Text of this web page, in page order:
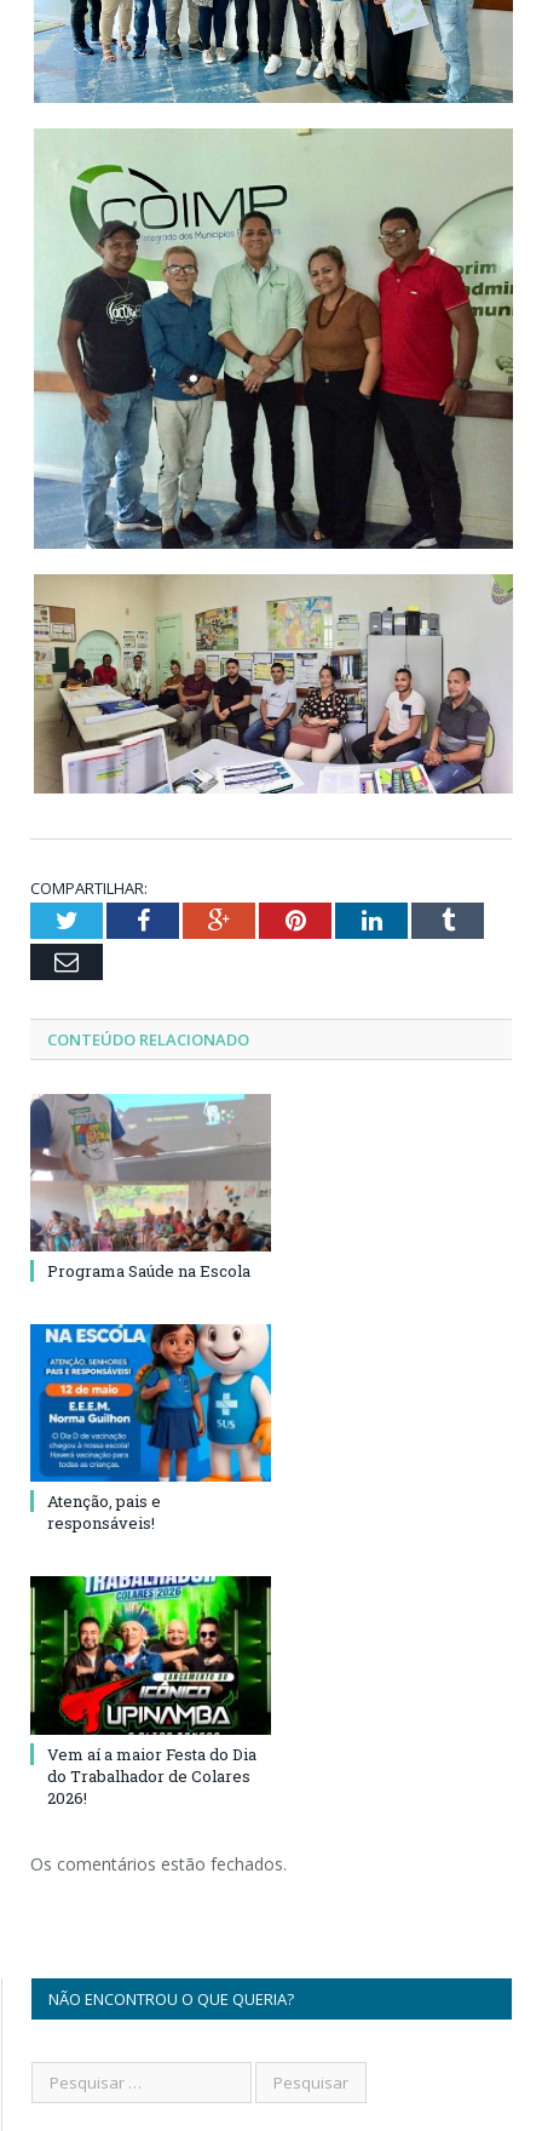
COMPARTILHAR:
TwitterFacebookGoogle+PinterestLinkedInTumblr
Email
CONTEÚDO RELACIONADO
Programa Saúde na Escola
Atenção, pais e
responsáveis!
Vem aí a maior Festa do Dia
do Trabalhador de Colares
2026!
Os comentários estão fechados.
NÃO ENCONTROU O QUE QUERIA?